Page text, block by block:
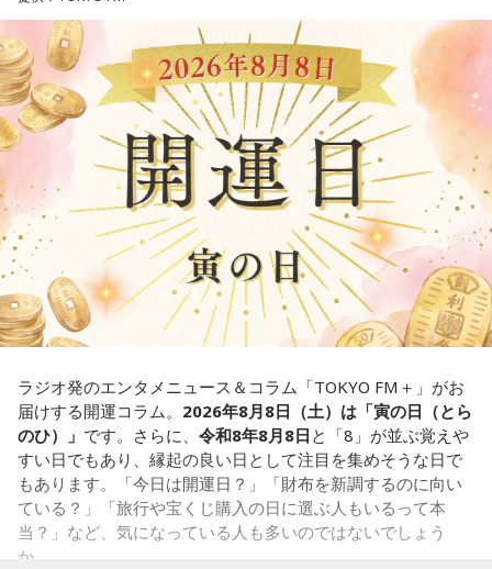
す。
＊
我慢できるのは、あなたが優しくて、まわりを思いやれる証
拠です。あとは少しだけ、自分の本音も大切にしてあげまし
■監修者プロフィール：草彅健太（くさなぎ・けんた）
東京池袋占い館セレーネ所属。メンタルケアカウンセラー。
鑑定件数は若い女性を中心に7,000件を超え、占いイベントや
アプリの監修も手がける。また、イベントMCや声優としての
活動もしており、芸能関係者からの依頼も多い。
Webサイト：
https://selene-uranai.com/
【解説】
この心理テストでわかることは、あなたの「我慢しすぎ・自
己主張ニガテ度」です。
ダムの水は「溜め込んだ本音や感情」を暗示しています。ダ
ムの何が気になったかで、あなたがなぜ言いたいことを飲み
込んでしまうのか……その理由と、我慢の深さがわかります。
【解答】
1．こぼれてしまわないか……我慢しすぎ度90％
限界が気になったあなた。本音をギリギリまで溜め込んでい
ませんか。「嫌われるかも」という不安から、言葉を飲み込
み続けてきたのでは。でも、あなたが少し本音を見せても、
大切な人は離れていきません。小さな「イヤ」から、言葉に
してみましょう。
2．こんなに必要なのか……我慢しすぎ度45％
水の価値を気にしたあなた。裏を返せば、自分の意見に「言
うほどの価値があるのかな」と、自信を持てずにいるのかも
しれません。しかし、あなたの考えには、ちゃんと意味があ
ります。肩の力を抜いて、まずは思ったことを口にする練習
ラジオ発のエンタメニュース＆コラム「TOKYO FM＋」がお
届けする開運コラム。 2026年8月8日（土）は「寅の日（とら
のひ）」 です。さらに、 令和8年8月8日 と「8」が並ぶ覚えや
すい日でもあり、縁起の良い日として注目を集めそうな日で
もあります。「今日は開運日？」「財布を新調するのに向い
ている？」「旅行や宝くじ購入の日に選ぶ人もいるって本
当？」など、気になっている人も多いのではないでしょう
か。